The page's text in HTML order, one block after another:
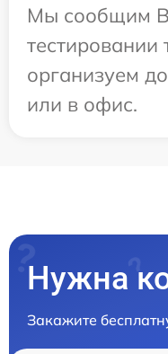
Мы сообщим
организуем
или в офис.
Нужна
Закажите